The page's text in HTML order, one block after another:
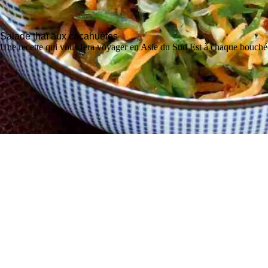
Salade thaï aux cacahuètes
Une recette qui vous fera voyager en Asie du Sud Est à chaque